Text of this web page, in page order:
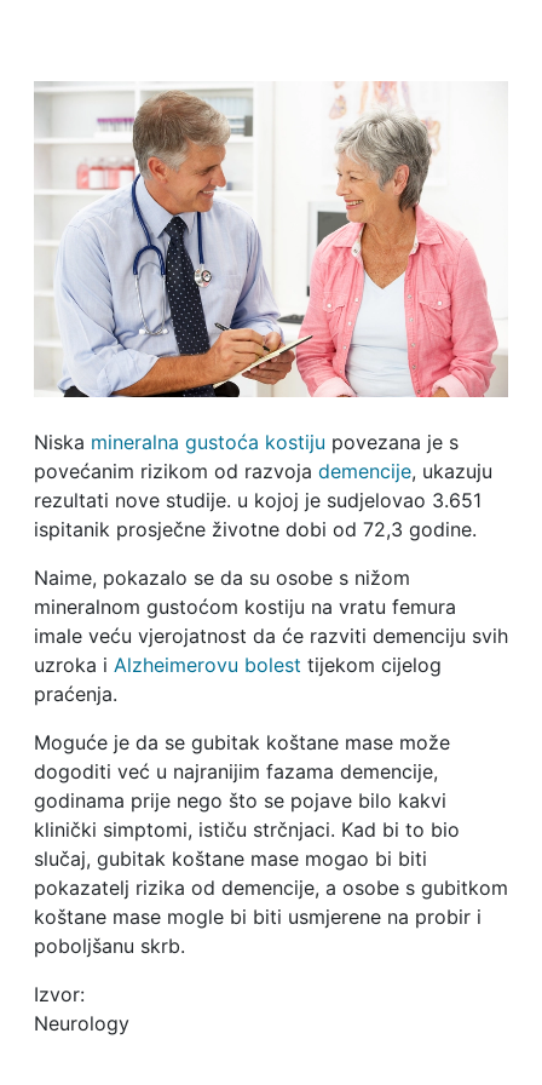
Niska mineralna gustoća kostiju povezana je s
povećanim rizikom od razvoja demencije, ukazuju
rezultati nove studije. u kojoj je sudjelovao 3.651
ispitanik prosječne životne dobi od 72,3 godine.
Naime, pokazalo se da su osobe s nižom
mineralnom gustoćom kostiju na vratu femura
imale veću vjerojatnost da će razviti demenciju svih
uzroka i Alzheimerovu bolest tijekom cijelog
praćenja.
Moguće je da se gubitak koštane mase može
dogoditi već u najranijim fazama demencije,
godinama prije nego što se pojave bilo kakvi
klinički simptomi, ističu strčnjaci. Kad bi to bio
slučaj, gubitak koštane mase mogao bi biti
pokazatelj rizika od demencije, a osobe s gubitkom
koštane mase mogle bi biti usmjerene na probir i
poboljšanu skrb.
Izvor:
Neurology